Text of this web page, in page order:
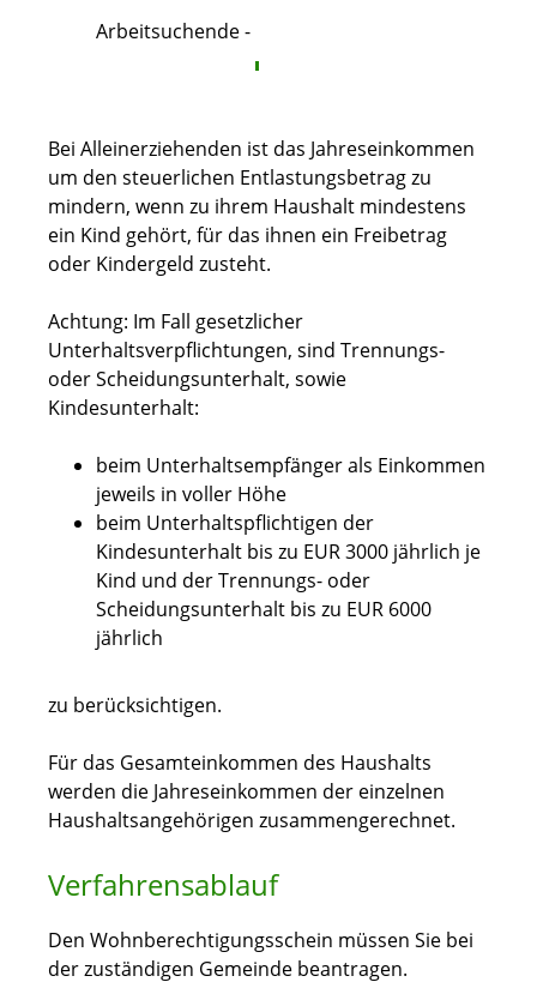
Arbeitsuchende -
Bei Alleinerziehenden ist das Jahreseinkommen
um den steuerlichen Entlastungsbetrag zu
mindern, wenn zu ihrem Haushalt mindestens
ein Kind gehört, für das ihnen ein Freibetrag
oder Kindergeld zusteht.
Achtung: Im Fall gesetzlicher
Unterhaltsverpflichtungen, sind Trennungs-
oder Scheidungsunterhalt, sowie
Kindesunterhalt:
beim Unterhaltsempfänger als Einkommen
jeweils in voller Höhe
beim Unterhaltspflichtigen der
Kindesunterhalt bis zu EUR 3000 jährlich je
Kind und der Trennungs- oder
Scheidungsunterhalt bis zu EUR 6000
jährlich
zu berücksichtigen.
Für das Gesamteinkommen des Haushalts
werden die Jahreseinkommen der einzelnen
Haushaltsangehörigen zusammengerechnet.
Verfahrensablauf
Den Wohnberechtigungsschein müssen Sie bei
der zuständigen Gemeinde beantragen.